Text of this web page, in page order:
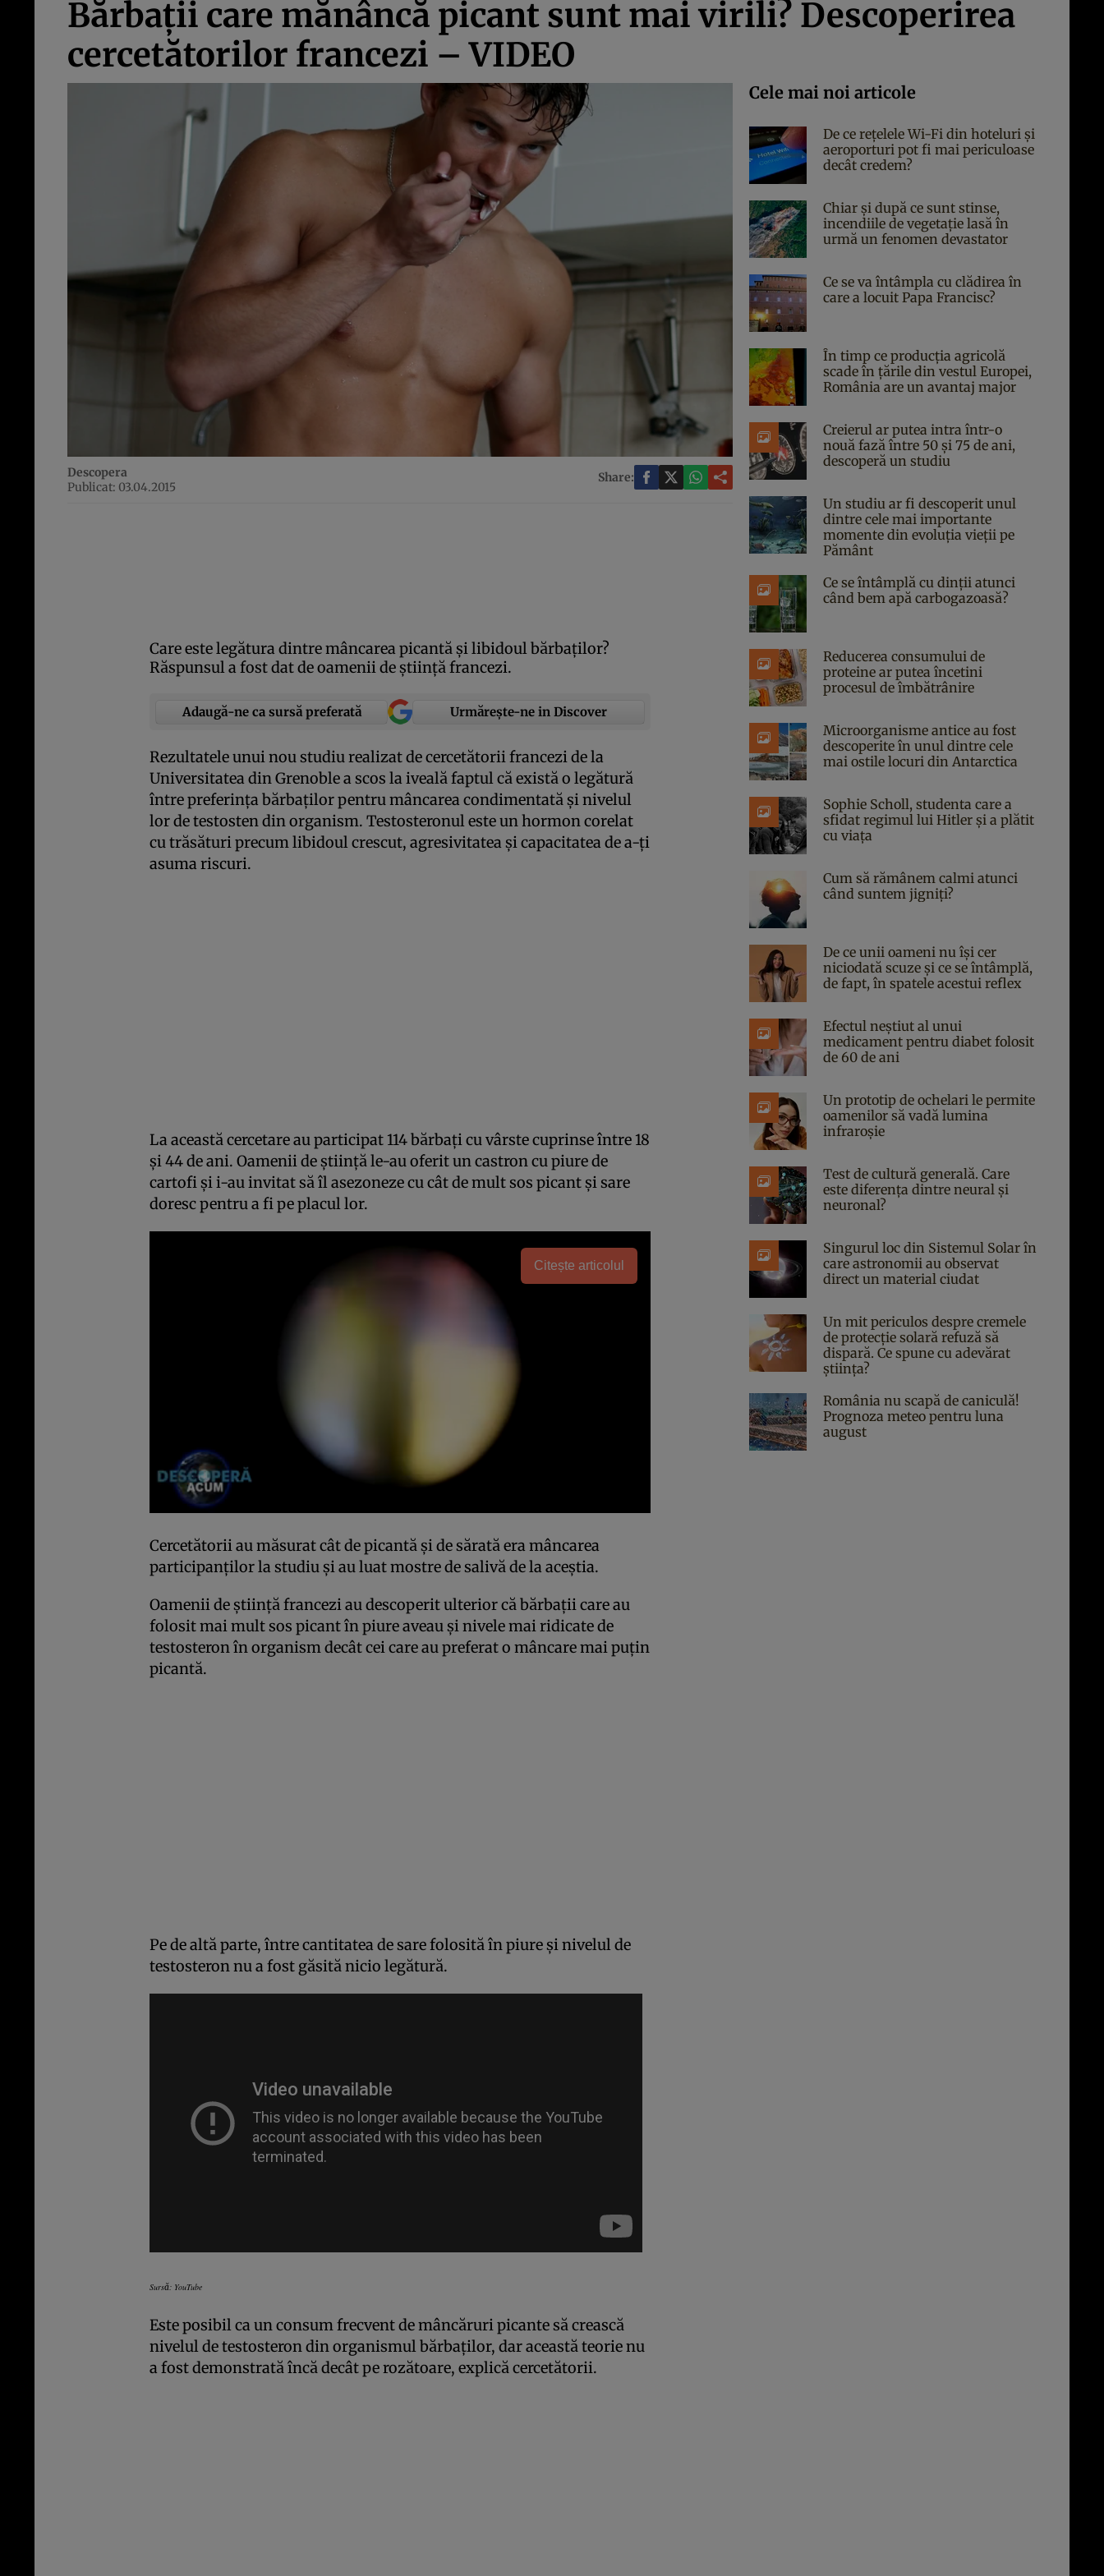
Bărbaţii care mănâncă picant sunt mai virili? Descoperirea
cercetătorilor francezi – VIDEO
Descopera
Publicat: 03.04.2015
Share:
Care este legătura dintre mâncarea picantă şi libidoul bărbaţilor?
Răspunsul a fost dat de oamenii de ştiinţă francezi.
Adaugă-ne ca sursă preferată Urmărește-ne in Discover
Rezultatele unui nou studiu realizat de cercetătorii francezi de la
Universitatea din Grenoble a scos la iveală faptul că există o legătură
între preferinţa bărbaţilor pentru mâncarea condimentată şi nivelul
lor de testosten din organism. Testosteronul este un hormon corelat
cu trăsături precum libidoul crescut, agresivitatea şi capacitatea de a-ţi
asuma riscuri.
La această cercetare au participat 114 bărbaţi cu vârste cuprinse între 18
şi 44 de ani. Oamenii de ştiinţă le-au oferit un castron cu piure de
cartofi şi i-au invitat să îl asezoneze cu cât de mult sos picant şi sare
doresc pentru a fi pe placul lor.
Citește articolul
Cercetătorii au măsurat cât de picantă şi de sărată era mâncarea
participanţilor la studiu şi au luat mostre de salivă de la aceştia.
Oamenii de ştiinţă francezi au descoperit ulterior că bărbaţii care au
folosit mai mult sos picant în piure aveau şi nivele mai ridicate de
testosteron în organism decât cei care au preferat o mâncare mai puţin
picantă.
Pe de altă parte, între cantitatea de sare folosită în piure şi nivelul de
testosteron nu a fost găsită nicio legătură.
Sursă: YouTube
Este posibil ca un consum frecvent de mâncăruri picante să crească
nivelul de testosteron din organismul bărbaţilor, dar această teorie nu
a fost demonstrată încă decât pe rozătoare, explică cercetătorii.
Cele mai noi articole
De ce rețelele Wi-Fi din hoteluri și
aeroporturi pot fi mai periculoase
decât credem?
Chiar și după ce sunt stinse,
incendiile de vegetație lasă în
urmă un fenomen devastator
Ce se va întâmpla cu clădirea în
care a locuit Papa Francisc?
În timp ce producția agricolă
scade în țările din vestul Europei,
România are un avantaj major
Creierul ar putea intra într-o
nouă fază între 50 și 75 de ani,
descoperă un studiu
Un studiu ar fi descoperit unul
dintre cele mai importante
momente din evoluția vieții pe
Pământ
Ce se întâmplă cu dinții atunci
când bem apă carbogazoasă?
Reducerea consumului de
proteine ar putea încetini
procesul de îmbătrânire
Microorganisme antice au fost
descoperite în unul dintre cele
mai ostile locuri din Antarctica
Sophie Scholl, studenta care a
sfidat regimul lui Hitler și a plătit
cu viața
Cum să rămânem calmi atunci
când suntem jigniți?
De ce unii oameni nu își cer
niciodată scuze și ce se întâmplă,
de fapt, în spatele acestui reflex
Efectul neștiut al unui
medicament pentru diabet folosit
de 60 de ani
Un prototip de ochelari le permite
oamenilor să vadă lumina
infraroșie
Test de cultură generală. Care
este diferența dintre neural și
neuronal?
Singurul loc din Sistemul Solar în
care astronomii au observat
direct un material ciudat
Un mit periculos despre cremele
de protecție solară refuză să
dispară. Ce spune cu adevărat
știința?
România nu scapă de caniculă!
Prognoza meteo pentru luna
august